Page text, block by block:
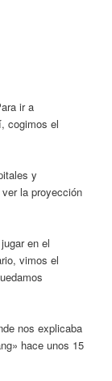
ir a
cogimos el
y
la proyección
en el
vimos el
nos explicaba
hace unos 15